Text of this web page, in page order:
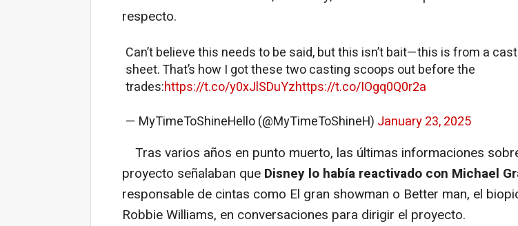
respecto.
Can’t believe this needs to be said, but this isn’t bait—this is from a
sheet. That’s how I got these two casting scoops out before the
trades:https://t.co/y0xJlSDuYzhttps://t.co/IOgq0Q0r2a
— MyTimeToShineHello (@MyTimeToShineH) January 23, 2025
Tras varios años en punto muerto, las últimas informaciones
proyecto señalaban que Disney lo había reactivado con Michael
responsable de cintas como El gran showman o Better man, el
Robbie Williams, en conversaciones para dirigir el proyecto.